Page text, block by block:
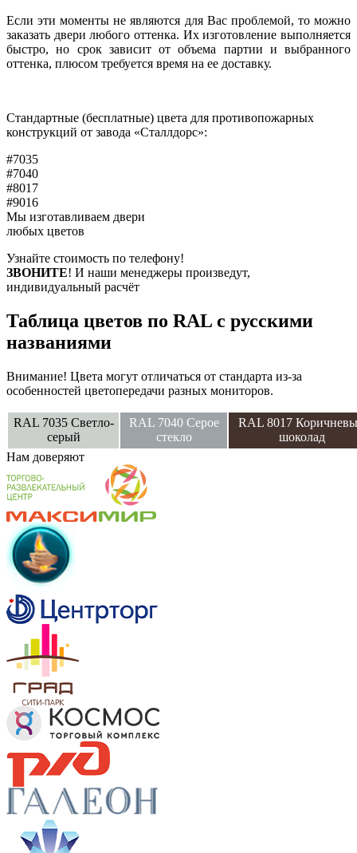
Если эти моменты не являются для Вас проблемой, то можно
заказать двери любого оттенка. Их изготовление выполняется
быстро, но срок зависит от объема партии и выбранного
оттенка, плюсом требуется время на ее доставку.
Стандартные (бесплатные) цвета для противопожарных
конструкций от завода «Сталлдорс»:
#7035
#7040
#8017
#9016
Мы изготавливаем двери
любых цветов
Узнайте стоимость по телефону!
ЗВОНИТЕ! И наши менеджеры произведут,
индивидуальный расчёт
Таблица цветов по RAL с русскими
названиями
Внимание! Цвета могут отличаться от стандарта из-за
особенностей цветопередачи разных мониторов.
RAL 7035 Светло-
серый
RAL 7040 Серое
стекло
RAL 8017
шоколад
Нам доверяют